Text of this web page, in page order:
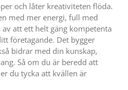
och låter kreativiteten flöda.
med mer energi, full med
att ett helt gäng kompetenta
företagande. Det bygger
bidrar med din kunskap,
Så om du är beredd att
du tycka att kvällen är